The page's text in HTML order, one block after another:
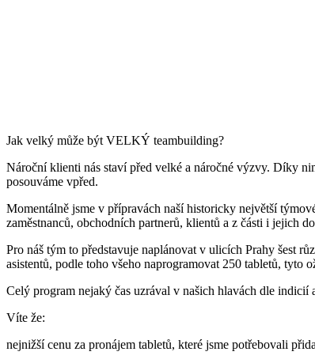
Jak velký může být VELKÝ teambuilding?
Nároční klienti nás staví před velké a náročné výzvy. Díky
posouváme vpřed.
Momentálně jsme v přípravách naší historicky největší
zaměstnanců, obchodních partnerů, klientů a z části i jejich
Pro náš tým to představuje naplánovat v ulicích Prahy šest
asistentů, podle toho všeho naprogramovat 250 tabletů,
Celý program nejaký čas uzrával v našich hlavách dle
Víte že:
nejnižší cenu za pronájem tabletů, které jsme potřebovali